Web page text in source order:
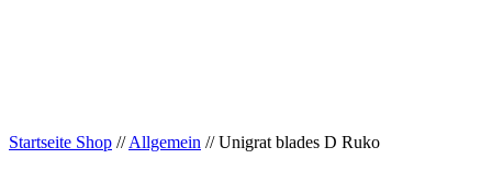
Startseite Shop //Allgemein // Unigrat blades D Ruko